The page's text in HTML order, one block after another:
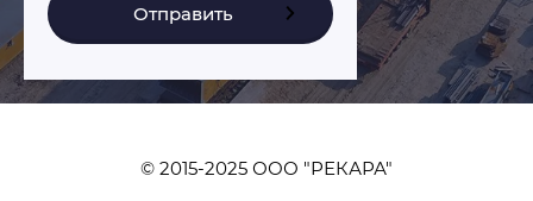
Отправить
© 2015-2025 ООО "РЕКАРА"